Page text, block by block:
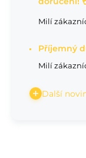
Milí
Příjemný
Milí
Další